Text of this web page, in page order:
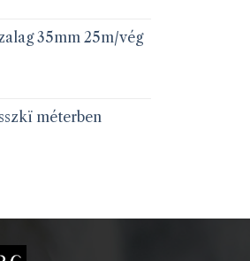
35mm 25m/vég
méterben